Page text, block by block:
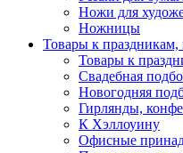
Ножи для
Ножницы
Товары к праздникам,
Товары к
Свадебная
Новогодняя
Гирлянды,
К Хэллоуину
Офисные